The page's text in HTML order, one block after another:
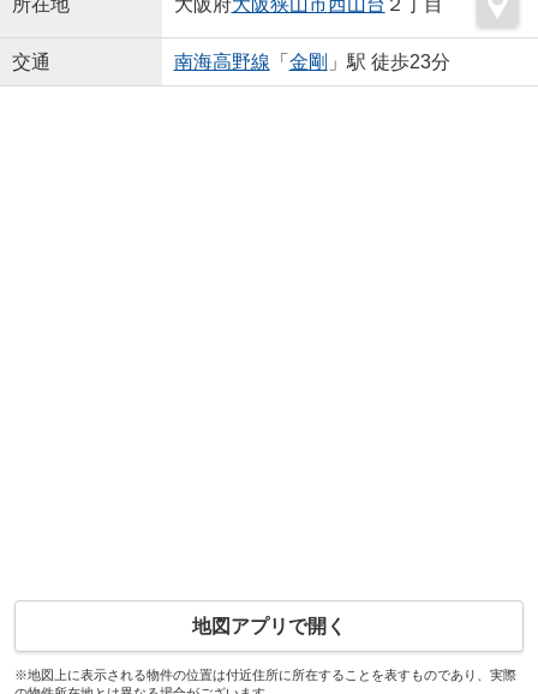
大阪府大阪狭山市西山台 ２丁目
交通 南海高野線 「 金剛 」駅 徒歩23分
地図アプリで開く
※地図上に表示される物件の位置は付近住所に所在することを表すものであり、実際